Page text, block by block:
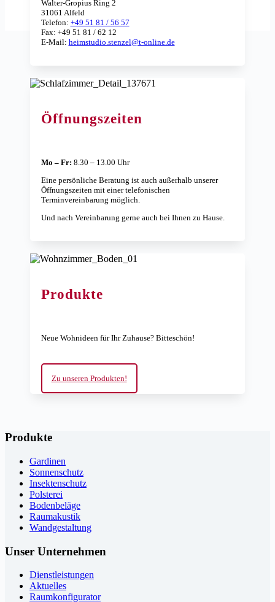
Walter-Gropius Ring 2
31061 Alfeld
Telefon: +49 51 81 / 56 57
Fax: +49 51 81 / 62 12
E-Mail: heimstudio.stenzel@t-online.de
Öffnungszeiten
Mo – Fr: 8.30 – 13.00 Uhr
Eine persönliche Beratung ist auch außerhalb unserer
Öffnungszeiten mit einer telefonischen
Terminvereinbarung möglich.
Und nach Vereinbarung gerne auch bei Ihnen zu Hause.
Produkte
Neue Wohnideen für Ihr Zuhause? Bitteschön!
Zu unseren Produkten!
Produkte
Gardinen
Sonnenschutz
Insektenschutz
Polsterei
Bodenbeläge
Raumakustik
Wandgestaltung
Unser Unternehmen
Dienstleistungen
Aktuelles
Raumkonfigurator